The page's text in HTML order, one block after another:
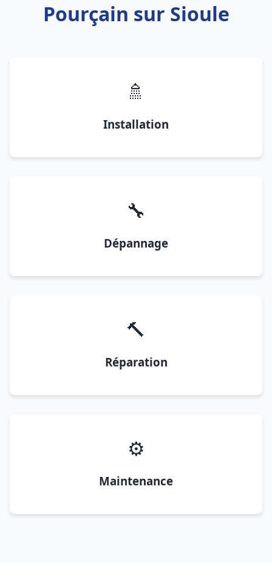
Pourçain sur Sioule
🚿
Installation
🔧
Dépannage
🔨
Réparation
⚙️
Maintenance